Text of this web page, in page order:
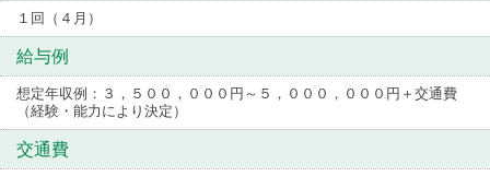
１回（４月）
給与例
想定年収例：３，５００，０００円～５，０００，０００円＋交通費
（経験・能力により決定）
交通費